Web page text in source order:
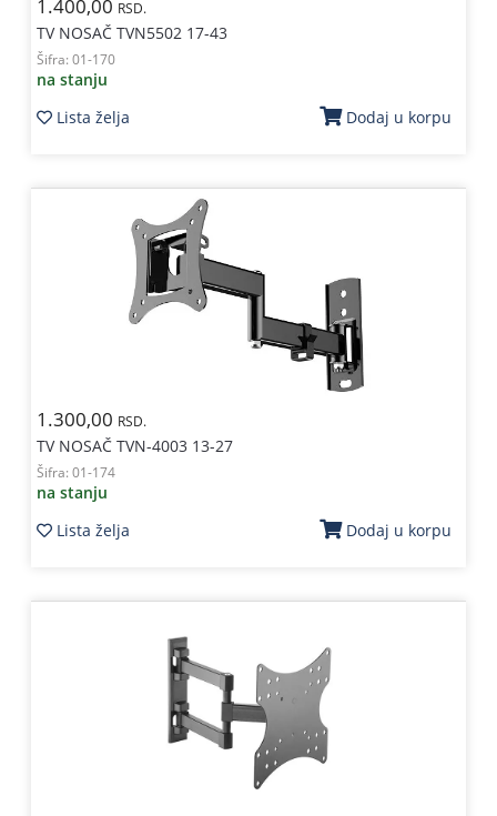
1.400,00 RSD.
TV NOSAČ TVN5502 17-43
Šifra: 01-170
na stanju
Lista želja
Dodaj u korpu
1.300,00 RSD.
TV NOSAČ TVN-4003 13-27
Šifra: 01-174
na stanju
Lista želja
Dodaj u korpu